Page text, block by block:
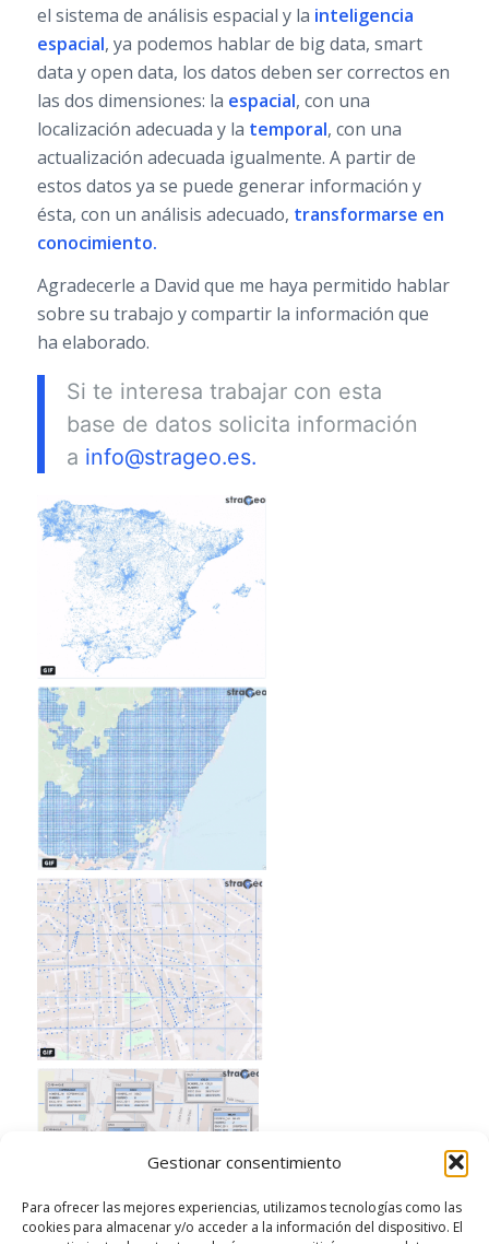
Gestionar consentimiento
Para ofrecer las mejores experiencias, utilizamos tecnologías como las
cookies para almacenar y/o acceder a la información del dispositivo. El
el sistema de análisis espacial y la inteligencia
espacial, ya podemos hablar de big data, smart
data y open data, los datos deben ser correctos en
las dos dimensiones: la espacial, con una
localización adecuada y la temporal, con una
actualización adecuada igualmente. A partir de
estos datos ya se puede generar información y
ésta, con un análisis adecuado, transformarse en
conocimiento.
Agradecerle a David que me haya permitido hablar
sobre su trabajo y compartir la información que
ha elaborado.
Si te interesa trabajar con esta
base de datos solicita información
a info@strageo.es.